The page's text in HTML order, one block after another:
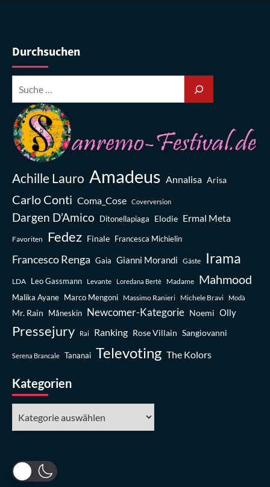
Durchsuchen
Achille Lauro Amadeus Annalisa Arisa
Carlo Conti Coma_Cose Coverversion
Dargen D’Amico Ditonellapiaga Elodie Ermal Meta
Favoriten Fedez Finale Francesca Michielin
Francesco Renga Gaia Gianni Morandi Gäste Irama
LDA Leo Gassmann Levante Loredana Bertè Madame Mahmood
Malika Ayane Marco Mengoni Massimo Ranieri Michele Bravi Modà
Mr. Rain Måneskin Newcomer-Kategorie Noemi Olly
Pressejury Rai Ranking Rose Villain Sangiovanni
Serena Brancale Tananai Televoting The Kolors
Kategorien